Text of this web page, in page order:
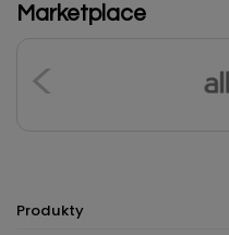
Marketplace
Produkty